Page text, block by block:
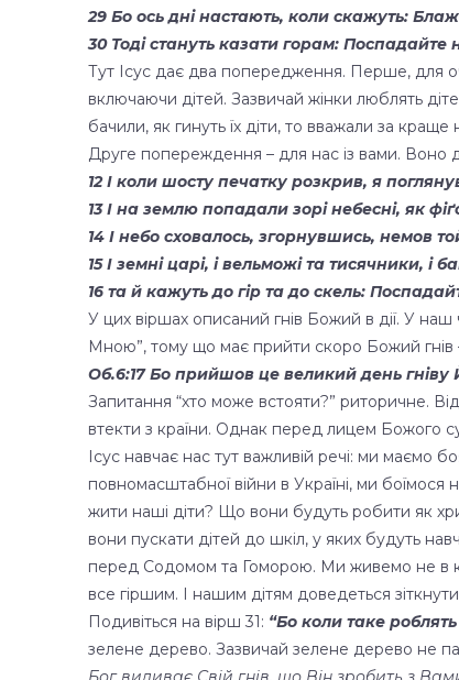
29 Бо ось дні настають, коли скажуть:
30 Тоді стануть казати горам: Поспадайте
Тут Ісус дає два попередження. Перше, для
включаючи дітей. Зазвичай жінки люблять
бачили, як гинуть їх діти, то вважали за краще
Друге попереждення – для нас із вами. Воно
12 І коли шосту печатку розкрив, я
13 І на землю попадали зорі небесні, як
14 І небо сховалось, згорнувшись, немов
15 І земні царі, і вельможі та тисячники, і
16 та й кажуть до гір та до скель:
У цих віршах описаний гнів Божий в дії. У
Мною”, тому що має прийти скоро Божий гнів
Об.6:17 Бо прийшов це великий день гніву
Запитання “хто може встояти?” риторичне.
втекти з країни. Однак перед лицем Божого
Ісус навчає нас тут важливій речі: ми
повномасштабної війни в Україні, ми боїмося
жити наші діти? Що вони будуть робити як
вони пускати дітей до шкіл, у яких будуть
перед Содомом та Гоморою. Ми живемо не в
все гіршим. І нашим дітям доведеться
Подивіться на вірш 31: “Бо коли таке
зелене дерево. Зазвичай зелене дерево не